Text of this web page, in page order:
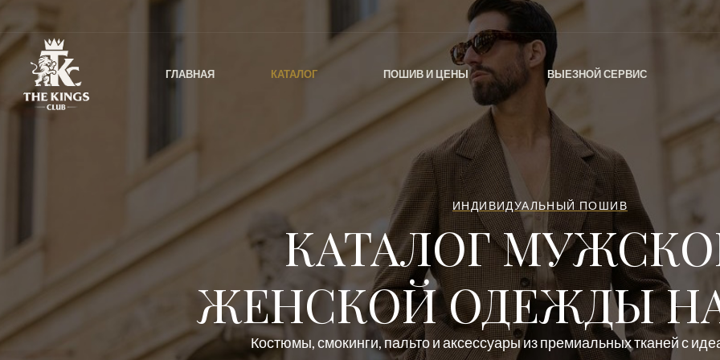
ГЛАВНАЯ КАТАЛОГ ПОШИВ И ЦЕНЫ ВЫЕЗНОЙ СЕРВИС
ИНДИВИДУАЛЬНЫЙ ПОШИВ
КАТАЛОГ
ЖЕНСКОЙ ОДЕЖДЫ
Костюмы, смокинги, пальто и аксессуары из премиальных тканей с